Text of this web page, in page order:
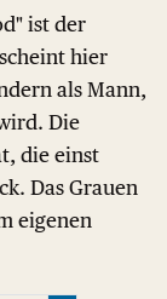
ist der
hier
als Mann,
Die
die einst
Das Grauen
eigenen